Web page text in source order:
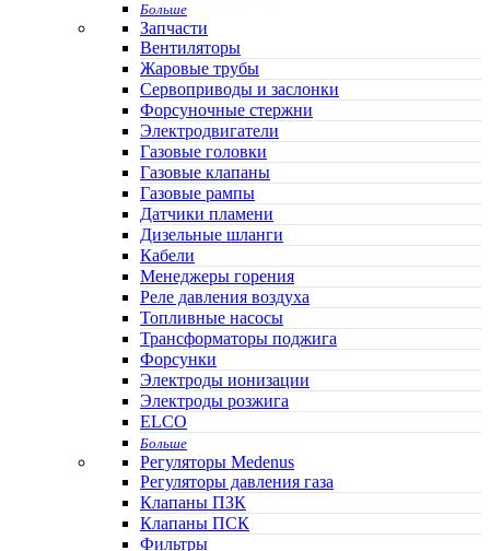
Больше
Запчасти
Вентиляторы
Жаровые трубы
Сервоприводы и заслонки
Форсуночные стержни
Электродвигатели
Газовые головки
Газовые клапаны
Газовые рампы
Датчики пламени
Дизельные шланги
Кабели
Менеджеры горения
Реле давления воздуха
Топливные насосы
Трансформаторы поджига
Форсунки
Электроды ионизации
Электроды розжига
ELCO
Больше
Регуляторы Medenus
Регуляторы давления газа
Клапаны ПЗК
Клапаны ПСК
Фильтры